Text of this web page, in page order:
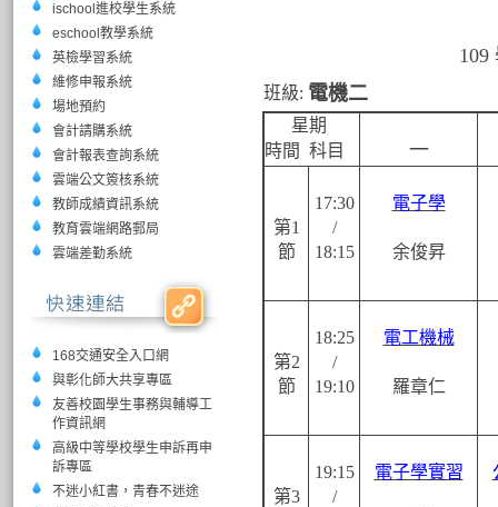
ischool進校學生系統
eschool教學系統
英檢學習系統
維修申報系統
場地預約
會計請購系統
會計報表查詢系統
雲端公文簽核系統
教師成績資訊系統
教育雲端網路郵局
雲端差勤系統
168交通安全入口網
與彰化師大共享專區
友善校園學生事務與輔導工
作資訊網
高級中等學校學生申訴再申
訴專區
不迷小紅書，青春不迷途
109
班級: 電機二
星期
時間 科目
一
第1
節
17:30
/
18:15
電子學
余俊昇
第2
節
18:25
/
19:10
電工機械
羅章仁
第3
19:15
/
電子學實習